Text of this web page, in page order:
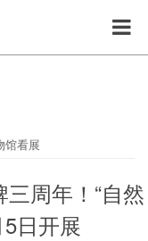
馆看展
周年！“自然
日开展